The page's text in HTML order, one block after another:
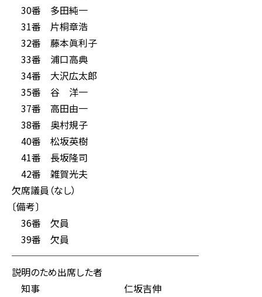
30番 多田純一
31番 片桐章浩
32番 藤本眞利子
33番 浦口高典
34番 大沢広太郎
35番 谷 洋一
37番 高田由一
38番 奥村規子
40番 松坂英樹
41番 長坂隆司
42番 雑賀光夫
欠席議員（なし）
〔備考〕
36番 欠員
39番 欠員
────────────────────
説明のため出席した者
知事 仁坂吉伸